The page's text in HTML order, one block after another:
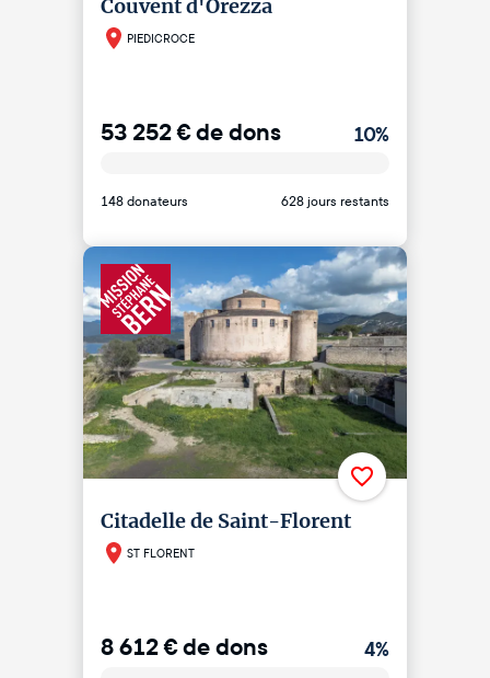
Couvent d'Orezza
PIEDICROCE
53 252€de dons 10%
148 donateurs 628 jours restants
Citadelle de Saint-Florent
ST FLORENT
8 612€de dons 4%